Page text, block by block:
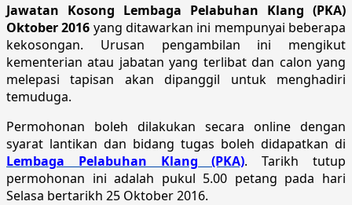
Jawatan Kosong Lembaga Pelabuhan Klang (PKA)
Oktober 2016 yang ditawarkan ini mempunyai beberapa
kekosongan. Urusan pengambilan ini mengikut
kementerian atau jabatan yang terlibat dan calon yang
melepasi tapisan akan dipanggil untuk menghadiri
temuduga.
Permohonan boleh dilakukan secara online dengan
syarat lantikan dan bidang tugas boleh didapatkan di
Lembaga Pelabuhan Klang (PKA). Tarikh tutup
permohonan ini adalah pukul 5.00 petang pada hari
Selasa bertarikh 25 Oktober 2016.